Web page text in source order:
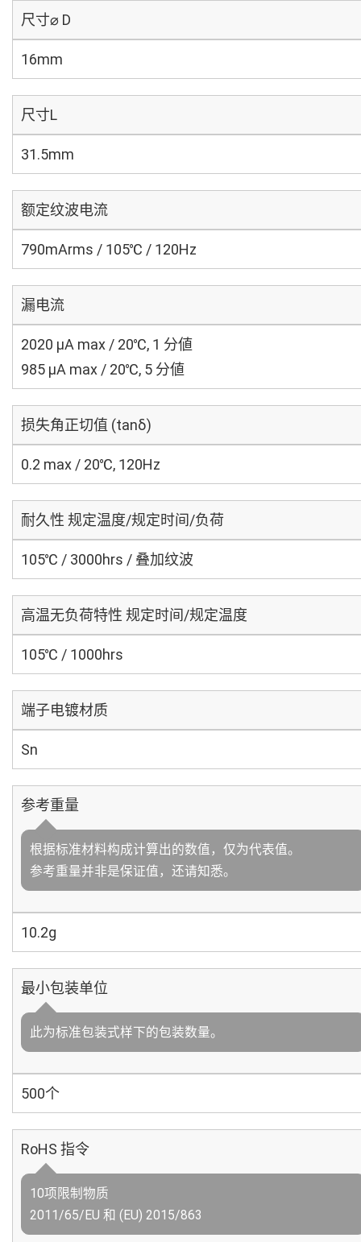
尺寸⌀ D
16mm
尺寸L
31.5mm
额定纹波电流
790mArms / 105℃ / 120Hz
漏电流
2020 μA max / 20℃, 1 分値
985 μA max / 20℃, 5 分値
损失角正切值 (tanδ)
0.2 max / 20℃, 120Hz
耐久性 规定温度/规定时间/负荷
105℃ / 3000hrs / 叠加纹波
高温无负荷特性 规定时间/规定温度
105℃ / 1000hrs
端子电镀材质
Sn
参考重量
根据标准材料构成计算出的数值，仅为代表值。
参考重量并非是保证值，还请知悉。
10.2g
最小包装单位
此为标准包装式样下的包装数量。
500个
RoHS 指令
10项限制物质
2011/65/EU 和 (EU) 2015/863